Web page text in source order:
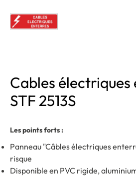
Cables
STF 2513S
Les points forts :
Panneau "Câbles électriques
risque
Disponible en PVC rigide,